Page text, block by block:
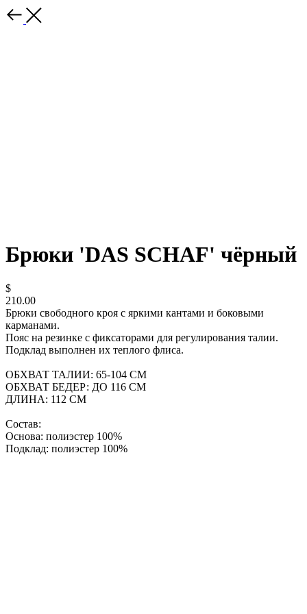
Брюки 'DAS SCHAF' чёрный
$
210.00
Брюки свободного кроя с яркими кантами и боковыми
карманами.
Пояс на резинке с фиксаторами для регулирования талии.
Подклад выполнен их теплого флиса.
ОБХВАТ ТАЛИИ: 65-104 СМ
ОБХВАТ БЕДЕР: ДО 116 СМ
ДЛИНА: 112 СМ
Состав:
Основа: полиэстер 100%
Подклад: полиэстер 100%